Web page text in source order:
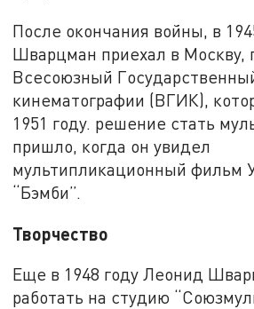
После окончания войны, в
Шварцман приехал в Москву,
Всесоюзный
кинематографии (ВГИК),
1951 году. решение стать
пришло, когда он увидел
мультипликационный фильм
“Бэмби”.
Творчество
Еще в 1948 году Леонид
работать на студию